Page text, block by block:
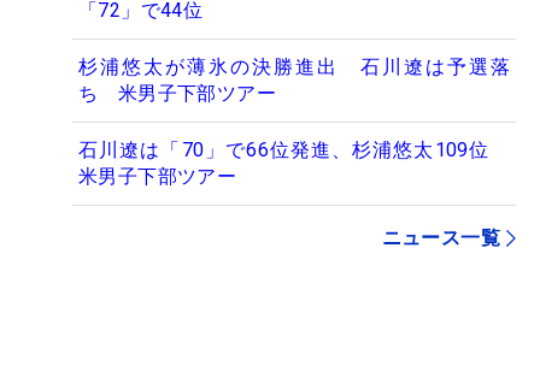
「72」で44位
杉浦悠太が薄氷の決勝進出 石川遼は予選落
ち 米男子下部ツアー
石川遼は「70」で66位発進、杉浦悠太109位
米男子下部ツアー
ニュース一覧